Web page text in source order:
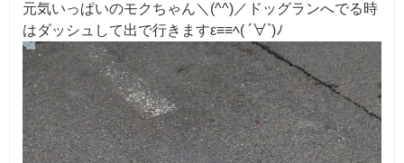
元気いっぱいのモクちゃん＼(^^)／ドッグランへでる時
はダッシュして出で行きますε≡≡ﾍ( ´∀`)ﾉ